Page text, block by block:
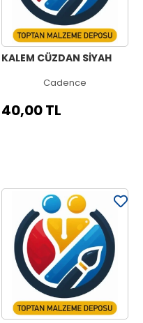
KALEM CÜZDAN SİYAH
Cadence
40,00 TL